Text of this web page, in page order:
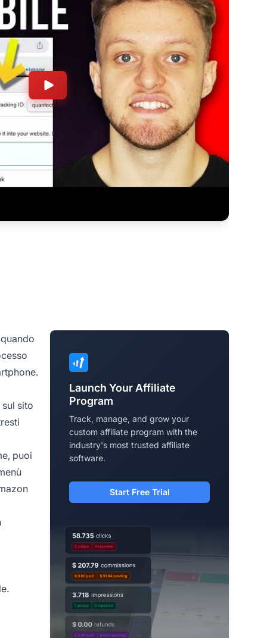
sito
puoi
Launch Your Affiliate
Program
Track, manage, and grow your
custom affiliate program with the
industry's most trusted affiliate
software.
Start Free Trial